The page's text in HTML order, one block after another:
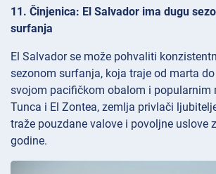
11. Činjenica: El Salvador ima dugu
surfanja
El Salvador se može pohvaliti
sezonom surfanja, koja traje od marta
svojom pacifičkom obalom i popularnim
Tunca i El Zontea, zemlja privlači
traže pouzdane valove i povoljne uslove
godine.